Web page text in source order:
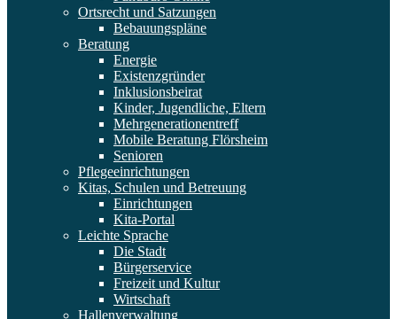
Ortsrecht und Satzungen
Bebauungspläne
Beratung
Energie
Existenzgründer
Inklusionsbeirat
Kinder, Jugendliche, Eltern
Mehrgenerationentreff
Mobile Beratung Flörsheim
Senioren
Pflegeeinrichtungen
Kitas, Schulen und Betreuung
Einrichtungen
Kita-Portal
Leichte Sprache
Die Stadt
Bürgerservice
Freizeit und Kultur
Wirtschaft
Hallenverwaltung